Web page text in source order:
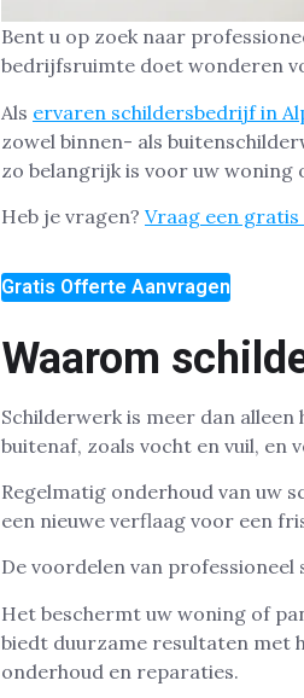
Bent u op zoek naar
bedrijfsruimte doet wonderen
Als ervaren schildersbedrijf in
zowel binnen- als
zo belangrijk is voor uw woning
Heb je vragen? Vraag een
Gratis Offerte Aanvragen
Waarom
Schilderwerk is meer dan
buitenaf, zoals vocht en vuil, en
Regelmatig onderhoud van uw
een nieuwe verflaag voor een
De voordelen van
Het beschermt uw woning of
biedt duurzame resultaten met
onderhoud en reparaties.